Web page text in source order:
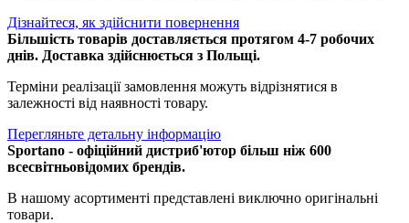
Дізнайтеся, як здійснити повернення
Більшість товарів доставляється протягом 4-7 робочих
днів. Доставка здійснюється з Польщі.
Терміни реалізації замовлення можуть відрізнятися в
залежності від наявності товару.
Перегляньте детальну інформацію
Sportano - офіційний дистриб'ютор більш ніж 600
всесвітньовідомих брендів.
В нашому асортименті представлені виключно оригінальні
товари.